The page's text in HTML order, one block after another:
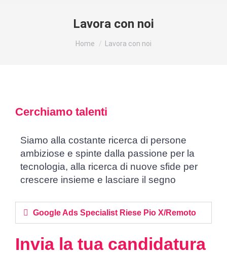
Lavora con noi
Tu sei qui:
Home Lavora con noi
Cerchiamo talenti
Siamo alla costante ricerca di persone
ambiziose e spinte dalla passione per la
tecnologia, alla ricerca di nuove sfide per
crescere insieme e lasciare il segno
Google Ads Specialist Riese Pio X/Remoto
Invia la tua candidatura